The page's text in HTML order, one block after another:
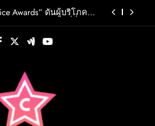
.ย. นี้Awards” ดันผู้บริโภค
บแห่งยุค ส่งอัลบั้มชุดที่ 2
ร้อมปล่อยเอ็มวี “Cry Ugly”
ำดีๆไปกับออนิกซ์ฮอสพิ
ดาวรุ่งจากสโลวาเกีย กับ
พร้อมประกาศอัลบั้มเดบิ
ก.ย. นี้
Awards” ดันผู้บริโภค
หาฯและเอเจนต์ที่ชื่น